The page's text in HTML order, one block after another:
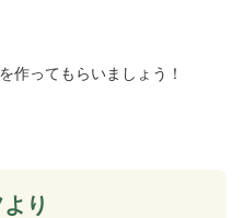
作ってもらいましょう！
り